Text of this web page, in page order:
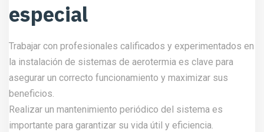
especial
Trabajar con profesionales calificados y experimentados en
la instalación de sistemas de aerotermia es clave para
asegurar un correcto funcionamiento y maximizar sus
beneficios.
Realizar un mantenimiento periódico del sistema es
importante para garantizar su vida útil y eficiencia.